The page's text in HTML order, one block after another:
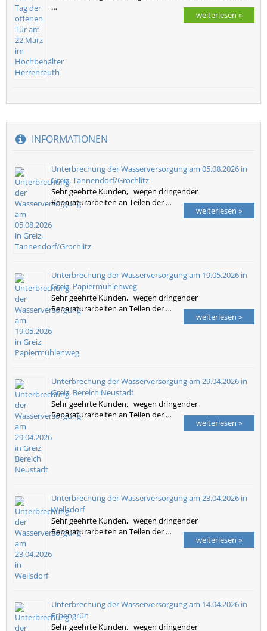
…
weiterlesen »
INFORMATIONEN
Unterbrechung der Wasserversorgung am 05.08.2026 in
Greiz, Tannendorf/Grochlitz
Sehr geehrte Kunden, wegen dringender
Reparaturarbeiten an Teilen der …
weiterlesen »
Unterbrechung der Wasserversorgung am 19.05.2026 in
Greiz, Papiermühlenweg
Sehr geehrte Kunden, wegen dringender
Reparaturarbeiten an Teilen der …
weiterlesen »
Unterbrechung der Wasserversorgung am 29.04.2026 in
Greiz, Bereich Neustadt
Sehr geehrte Kunden, wegen dringender
Reparaturarbeiten an Teilen der …
weiterlesen »
Unterbrechung der Wasserversorgung am 23.04.2026 in
Wellsdorf
Sehr geehrte Kunden, wegen dringender
Reparaturarbeiten an Teilen der …
weiterlesen »
Unterbrechung der Wasserversorgung am 14.04.2026 in
Erbengrün
Sehr geehrte Kunden, wegen dringender